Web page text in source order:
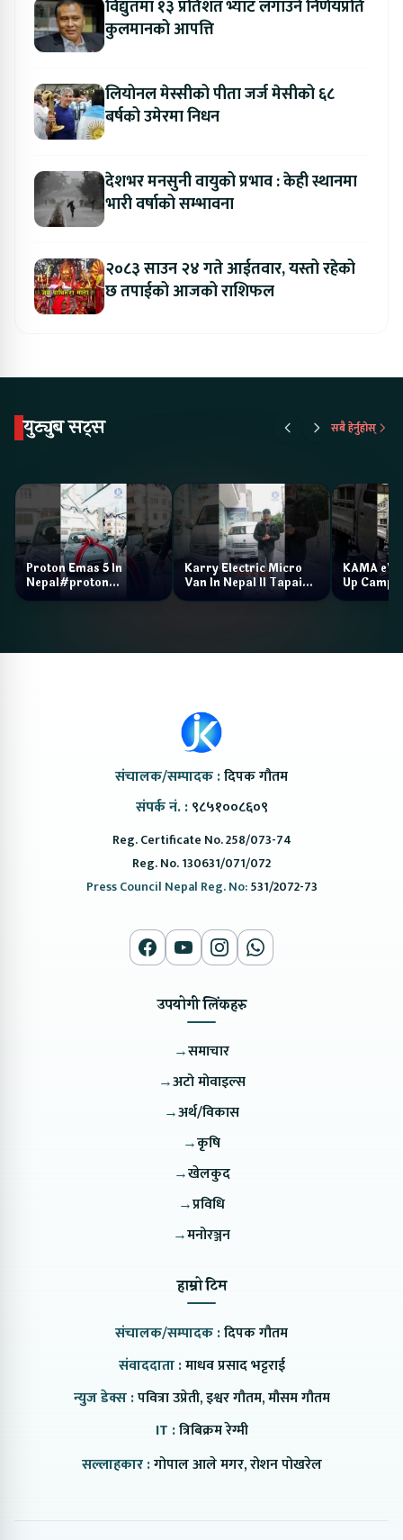
विद्युतमा १३ प्रतिशत भ्याट लगाउने निर्णयप्रति
कुलमानको आपत्ति
लियोनल मेस्सीको पीता जर्ज मेसीको ६८
बर्षको उमेरमा निधन
देशभर मनसुनी वायुको प्रभाव : केही स्थानमा
भारी वर्षाको सम्भावना
२०८३ साउन २४ गते आईतवार, यस्तो रहेको
छ तपाईको आजको राशिफल
युट्युब सट्स सबै हेर्नुहोस्
Proton Emas 5 In
Nepal#proton
#protonemas5#protonnepal#evcarnepal
Karry Electric Micro
Van In Nepal II Tapaiko
Bazar II Jankari
KAMA eV
Up Camp
संचालक/सम्पादक :दिपक गौतम
संपर्क नं. : ९८५१००८६०९
Reg. Certificate No. 258/073-74
Reg. No. 130631/071/072
Press Council Nepal Reg. No:531/2072-73
उपयोगी लिंकहरु
→समाचार
→अटो मोवाइल्स
→अर्थ/विकास
→कृषि
→खेलकुद
→प्रविधि
→मनोरञ्जन
हाम्रो टिम
संचालक/सम्पादक :दिपक गौतम
संवाददाता :माधव प्रसाद भट्टराई
न्युज डेक्स :पवित्रा उप्रेती, इश्वर गौतम, मौसम गौतम
IT :त्रिबिक्रम रेग्मी
सल्लाहकार :गोपाल आले मगर, रोशन पोखरेल